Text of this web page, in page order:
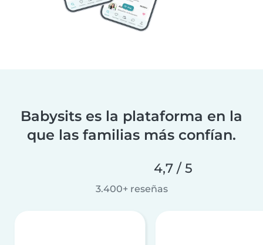
Babysits es la plataforma en la
que las familias más confían.
4,7 / 5
3.400+ reseñas